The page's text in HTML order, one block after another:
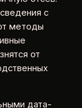
с
методы
от
дата-